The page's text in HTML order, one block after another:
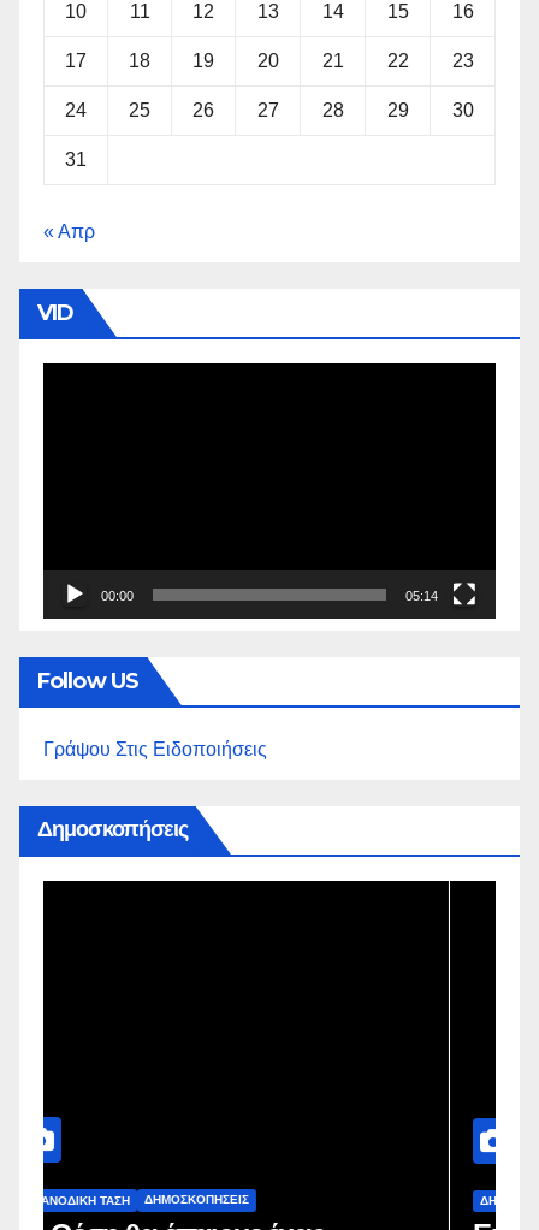
10 11 12 13 14 15 16
17 18 19 20 21 22 23
24 25 26 27 28 29 30
31
« Απρ
VID
00:00 05:14
Follow US
Γράψου Στις Ειδοποιήσεις
Δημοσκοπήσεις
ΔΗΜΟΣΚΟΠΉΣΕΙΣ